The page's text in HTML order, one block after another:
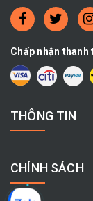
Chấp nhận thanh
THÔNG TIN
CHÍNH SÁCH